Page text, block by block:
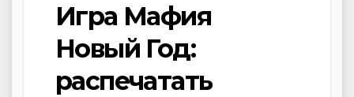
Игра Мафия
Новый Год:
распечатать